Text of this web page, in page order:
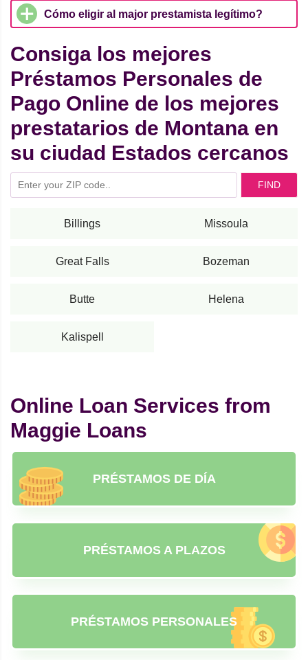
Cómo eligir al major prestamista legítimo?
Consiga los mejores
Préstamos Personales de
Pago Online de los mejores
prestatarios de Montana en
su ciudad Estados cercanos
FIND
Billings Missoula
Great Falls Bozeman
Butte Helena
Kalispell
Online Loan Services from
Maggie Loans
PRÉSTAMOS DE DÍA
PRÉSTAMOS A PLAZOS
PRÉSTAMOS PERSONALES